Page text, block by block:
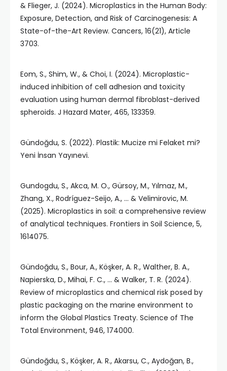
& Flieger, J. (2024). Microplastics in the Human Body:
Exposure, Detection, and Risk of Carcinogenesis: A
State-of-the-Art Review. Cancers, 16(21), Article
3703.
Eom, S., Shim, W., & Choi, I. (2024). Microplastic-
induced inhibition of cell adhesion and toxicity
evaluation using human dermal fibroblast-derived
spheroids. J Hazard Mater, 465, 133359.
Gündoğdu, S. (2022). Plastik: Mucize mi Felaket mi?
Yeni İnsan Yayınevi.
Gundogdu, S., Akca, M. O., Gürsoy, M., Yılmaz, M.,
Zhang, X., Rodríguez-Seijo, A., … & Velimirovic, M.
(2025). Microplastics in soil: a comprehensive review
of analytical techniques. Frontiers in Soil Science, 5,
1614075.
Gündoğdu, S., Bour, A., Köşker, A. R., Walther, B. A.,
Napierska, D., Mihai, F. C., … & Walker, T. R. (2024).
Review of microplastics and chemical risk posed by
plastic packaging on the marine environment to
inform the Global Plastics Treaty. Science of The
Total Environment, 946, 174000.
Gündoğdu, S., Köşker, A. R., Akarsu, C., Aydoğan, B.,